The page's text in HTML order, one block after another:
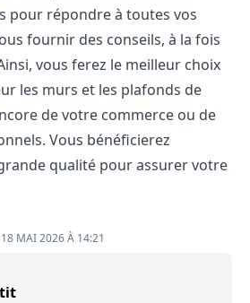
pour répondre à toutes vos
fournir des conseils, à la fois
vous ferez le meilleur choix
les murs et les plafonds de
de votre commerce ou de
Vous bénéficierez
qualité pour assurer votre
18 MAI 2026 À 14:21